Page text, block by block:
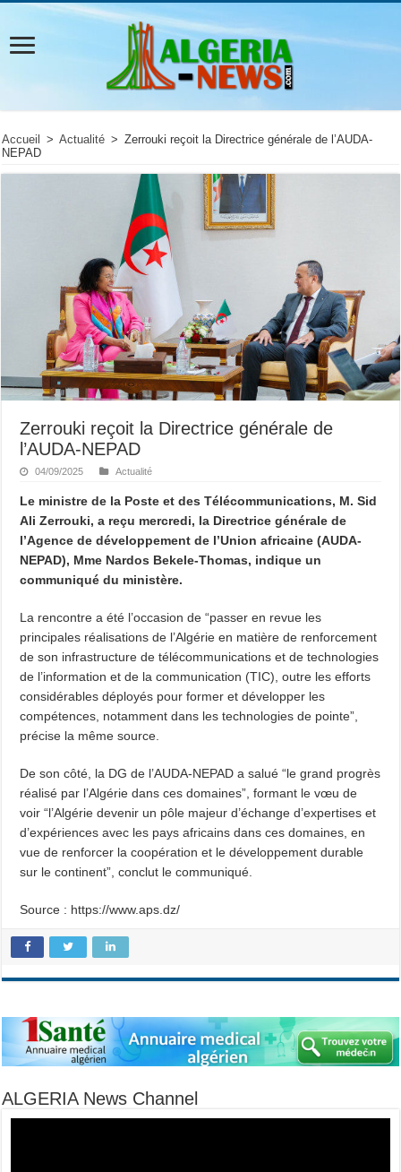
Accueil > Actualité > Zerrouki reçoit la Directrice générale de l’AUDA-
NEPAD
Zerrouki reçoit la Directrice générale de
l’AUDA-NEPAD
04/09/2025 Actualité
Le ministre de la Poste et des Télécommunications, M. Sid
Ali Zerrouki, a reçu mercredi, la Directrice générale de
l’Agence de développement de l’Union africaine (AUDA-
NEPAD), Mme Nardos Bekele-Thomas, indique un
communiqué du ministère.
La rencontre a été l’occasion de “passer en revue les
principales réalisations de l’Algérie en matière de renforcement
de son infrastructure de télécommunications et de technologies
de l’information et de la communication (TIC), outre les efforts
considérables déployés pour former et développer les
compétences, notamment dans les technologies de pointe”,
précise la même source.
De son côté, la DG de l’AUDA-NEPAD a salué “le grand progrès
réalisé par l’Algérie dans ces domaines”, formant le vœu de
voir “l’Algérie devenir un pôle majeur d’échange d’expertises et
d’expériences avec les pays africains dans ces domaines, en
vue de renforcer la coopération et le développement durable
sur le continent”, conclut le communiqué.
Source : https://www.aps.dz/
ALGERIA News Channel